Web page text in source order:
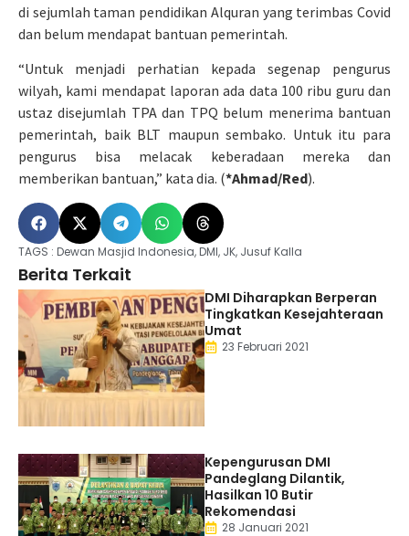
di sejumlah taman pendidikan Alquran yang terimbas Covid
dan belum mendapat bantuan pemerintah.
“Untuk menjadi perhatian kepada segenap pengurus
wilyah, kami mendapat laporan ada data 100 ribu guru dan
ustaz disejumlah TPA dan TPQ belum menerima bantuan
pemerintah, baik BLT maupun sembako. Untuk itu para
pengurus bisa melacak keberadaan mereka dan
memberikan bantuan,” kata dia. (*Ahmad/Red).
TAGS : Dewan Masjid Indonesia,DMI, JK, Jusuf Kalla
Berita Terkait
DMI Diharapkan Berperan
Tingkatkan Kesejahteraan
Umat
23 Februari 2021
Kepengurusan DMI
Pandeglang Dilantik,
Hasilkan 10 Butir
Rekomendasi
28 Januari 2021